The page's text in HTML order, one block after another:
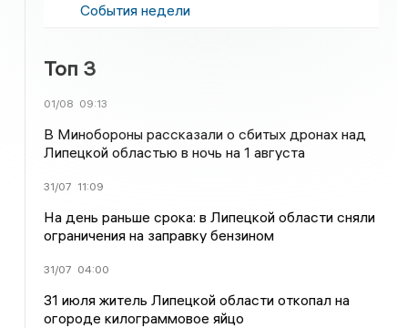
События недели
Топ 3
01/08 09:13
В Минобороны рассказали о сбитых дронах над
Липецкой областью в ночь на 1 августа
31/07 11:09
На день раньше срока: в Липецкой области сняли
ограничения на заправку бензином
31/07 04:00
31 июля житель Липецкой области откопал на
огороде килограммовое яйцо